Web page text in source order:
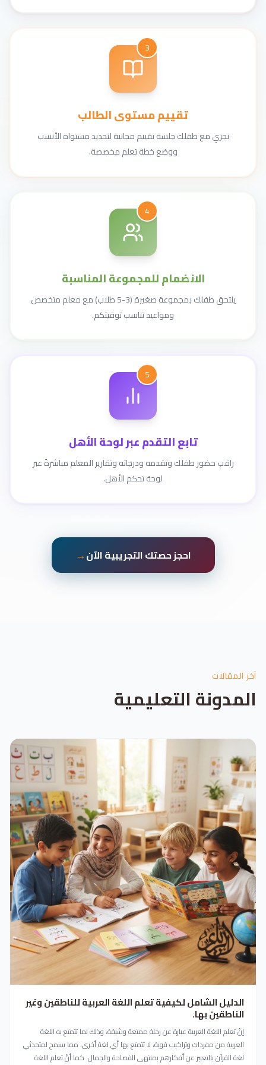
3
تقييم مستوى الطالب
نجري مع طفلك جلسة تقييم مجانية لتحديد مستواه الأنسب
ووضع خطة تعلم مخصصة.
4
الانضمام للمجموعة المناسبة
يلتحق طفلك بمجموعة صغيرة (3-5 طلاب) مع معلم متخصص
ومواعيد تناسب توقيتكم.
5
تابع التقدم عبر لوحة الأهل
راقب حضور طفلك وتقدمه ودرجاته وتقارير المعلم مباشرةً عبر
لوحة تحكم الأهل.
احجز حصتك التجريبية الآن→
آخر المقالات
المدونة التعليمية
الدليل الشامل لكيفية تعلم اللغة العربية للناطقين وغير
الناطقين بها.
إنّ تعلم اللغة العربية عبارة عن رحلة ممتعة وشيقة، وذلك لما تتمتع به اللغة
العربية من مفردات وتراكيب قوية، لا تتمتع بها أي لغة أخرى، مما يسمح لمتحدثي
لغة القرآن بالتعبير عن أفكارهم بمنتهى الفصاحة والجمال. كما أنّ تعلم اللغة